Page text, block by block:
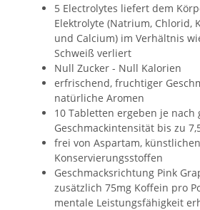
5 Electrolytes liefert dem
Elektrolyte (Natrium, Chlorid,
und Calcium) im Verhältnis
Schweiß verliert
Null Zucker - Null Kalorien
erfrischend, fruchtiger
natürliche Aromen
10 Tabletten ergeben je nach
Geschmackintensität bis zu
frei von Aspartam,
Konservierungsstoffen
Geschmacksrichtung Pink
zusätzlich 75mg Koffein pro
mentale Leistungsfähigkeit